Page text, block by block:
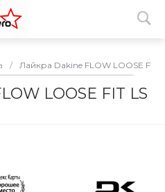
/ Лайкра Dakine FLOW LOOSE FIT
LOOSE FIT LS